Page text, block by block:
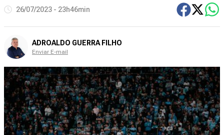
26/07/2023 - 23h46min
ADROALDO GUERRA FILHO
Enviar E-mail